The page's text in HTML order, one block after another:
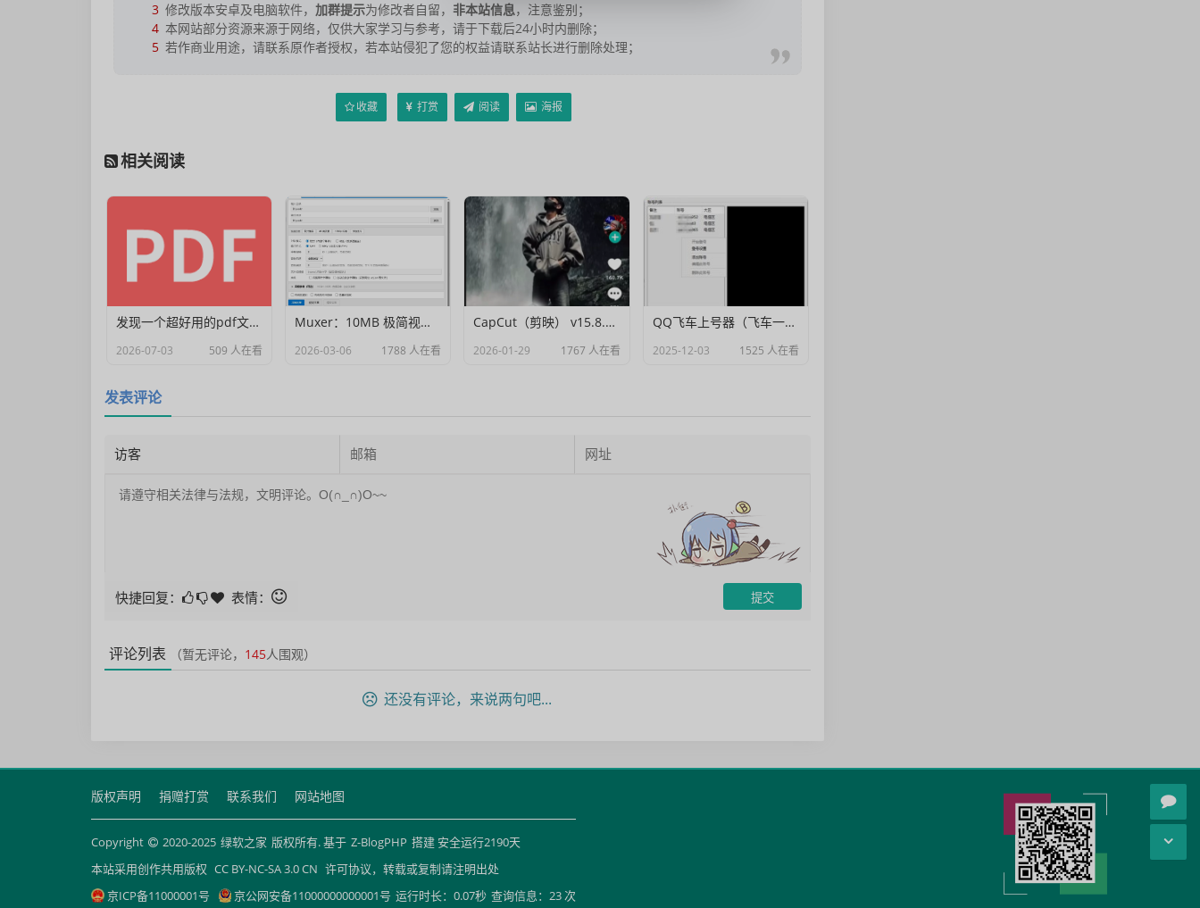
3 修改版本安卓及电脑软件， 加群提示为修改者自留， 非本站信息，注意鉴别；
4 本网站部分资源来源于网络，仅供大家学习与参考，请于下载后24小时内删除；
5 若作商业用途，请联系原作者授权，若本站侵犯了您的权益请联系站长进行删除处理；
收藏 打赏 阅读 海报
相关阅读
发现一个超好用的pdf文档编辑器
2026-07-03 509 人在看
Muxer：10MB 极简视频字幕批量封装工具 (单文件/绿色版)
2026-03-06 1788 人在看
CapCut（剪映） v15.8.0 国际高级会员解锁破解版
2026-01-29 1767 人在看
QQ飞车上号器（飞车一键登号器）V1.0
2025-12-03 1525 人在看
发表评论
快捷回复： 表情：
评论列表 （暂无评论， 145人围观）
还没有评论，来说两句吧...
版权声明 捐赠打赏 联系我们 网站地图
Copyright 2020-2025 绿软之家 版权所有. 基于 Z-BlogPHP 搭建 安全运行2190天
本站采用创作共用版权 CC BY-NC-SA 3.0 CN 许可协议，转载或复制请注明出处
京ICP备11000001号
京公网安备11000000000001号 运行时长：0.07秒 查询信息：23 次